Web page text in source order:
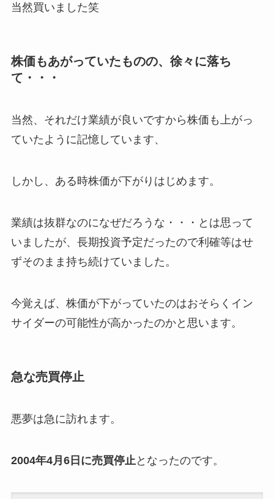
当然買いました笑
株価もあがっていたものの、徐々に落ち
て・・・
当然、それだけ業績が良いですから株価も上がっ
ていたように記憶しています、
しかし、ある時株価が下がりはじめます。
業績は抜群なのになぜだろうな・・・とは思って
いましたが、長期投資予定だったので利確等はせ
ずそのまま持ち続けていました。
今覚えば、株価が下がっていたのはおそらくイン
サイダーの可能性が高かったのかと思います。
急な売買停止
悪夢は急に訪れます。
2004年4月6日に売買停止となったのです。